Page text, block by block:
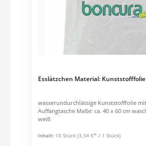
Esslätzchen Material: Kunststofffolie
wasserundurchlässige Kunststofffolie mit Klettverschluss
Auffangtasche Maße: ca. 40 x 60 cm waschbar bis 90°C Farbe:
weiß
Inhalt: 10 Stück (3,34 €* / 1 Stück)